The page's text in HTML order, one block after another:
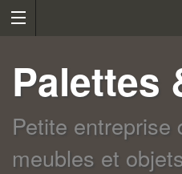
Palettes
Petite entreprise
meubles et